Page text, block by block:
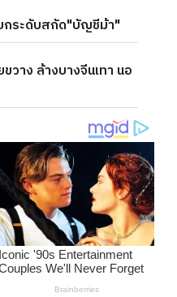
กระดับสกัด"บัญชีม้า"
วาง ล้างบางจีนเทา นอ